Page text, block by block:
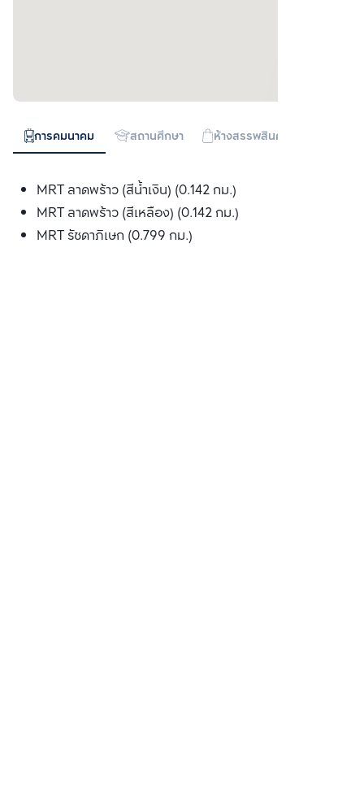
การคมนาคม สถานศึกษา ห้างสรรพสินค้า
MRT ลาดพร้าว (สีน้ำเงิน) (0.142 กม.)
MRT ลาดพร้าว (สีเหลือง) (0.142 กม.)
MRT รัชดาภิเษก (0.799 กม.)